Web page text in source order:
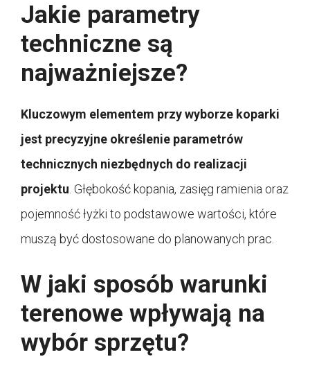
Jakie parametry
techniczne są
najważniejsze?
Kluczowym elementem przy wyborze koparki
jest precyzyjne określenie parametrów
technicznych niezbędnych do realizacji
projektu. Głębokość kopania, zasięg ramienia oraz
pojemność łyżki to podstawowe wartości, które
muszą być dostosowane do planowanych prac.
W jaki sposób warunki
terenowe wpływają na
wybór sprzętu?